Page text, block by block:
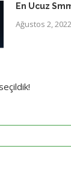
En Ucuz
Ağustos 2, 2022